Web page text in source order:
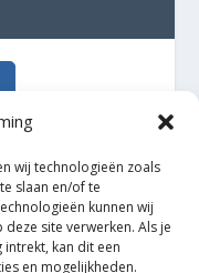
wij technologieën zoals
slaan en/of te
kunnen wij
site verwerken. Als je
kan dit een
en mogelijkheden.